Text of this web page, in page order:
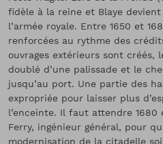
fidèle à la reine et Blaye
l’armée royale. Entre 1650 et
renforcées au rythme des
ouvrages extérieurs sont créés,
doublé d’une palissade et le
jusqu’au port. Une partie des
expropriée pour laisser plus
l’enceinte. Il faut attendre 1680
Ferry, ingénieur général, pour
modernisation de la citadelle